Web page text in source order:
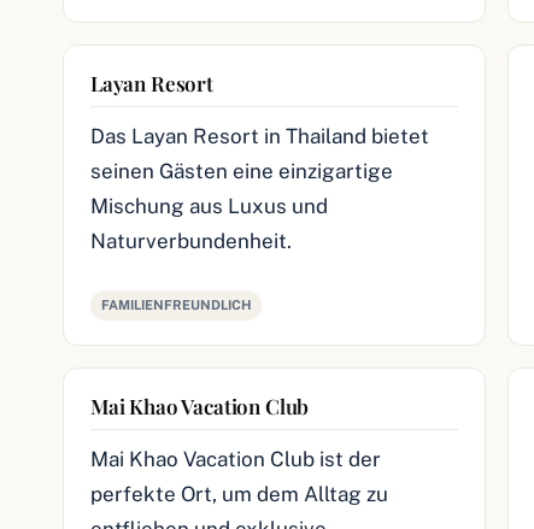
Layan Resort
Das Layan Resort in Thailand bietet
seinen Gästen eine einzigartige
Mischung aus Luxus und
Naturverbundenheit.
FAMILIENFREUNDLICH
Mai Khao Vacation Club
Mai Khao Vacation Club ist der
perfekte Ort, um dem Alltag zu